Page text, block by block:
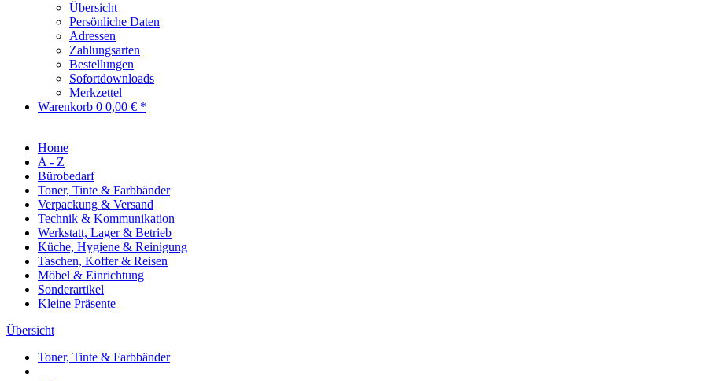
Übersicht
Persönliche Daten
Adressen
Zahlungsarten
Bestellungen
Sofortdownloads
Merkzettel
Warenkorb 0 0,00 € *
Home
A - Z
Bürobedarf
Toner, Tinte & Farbbänder
Verpackung & Versand
Technik & Kommunikation
Werkstatt, Lager & Betrieb
Küche, Hygiene & Reinigung
Taschen, Koffer & Reisen
Möbel & Einrichtung
Sonderartikel
Kleine Präsente
Übersicht
Toner, Tinte & Farbbänder